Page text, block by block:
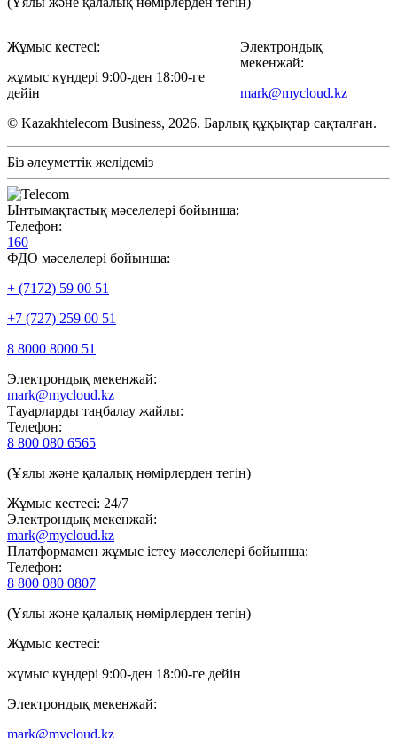
Жұмыс кестесі:
жұмыс күндері 9:00-ден 18:00-ге
дейін
Электрондық
мекенжай:
mark@mycloud.kz
© Kazakhtelecom Business, 2026. Барлық құқықтар сақталған.
Біз әлеуметтік желідеміз
Ынтымақтастық мәселелері бойынша:
Телефон:
160
ФДО мәселелері бойынша:
+ (7172) 59 00 51
+7 (727) 259 00 51
8 8000 8000 51
Электрондық мекенжай:
mark@mycloud.kz
Тауарларды таңбалау жайлы:
Телефон:
8 800 080 6565
(Ұялы және қалалық нөмірлерден тегін)
Жұмыс кестесі: 24/7
Электрондық мекенжай:
mark@mycloud.kz
Платформамен жұмыс істеу мәселелері бойынша:
Телефон:
8 800 080 0807
(Ұялы және қалалық нөмірлерден тегін)
Жұмыс кестесі:
жұмыс күндері 9:00-ден 18:00-ге дейін
Электрондық мекенжай:
mark@mycloud.kz